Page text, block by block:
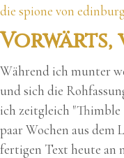
die spione von
Vorwärts,
Während ich munter
und sich die
ich zeitgleich "Thimble
paar Wochen aus
fertigen Text heute an